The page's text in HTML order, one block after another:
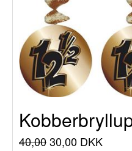
40,0030,00 DKK